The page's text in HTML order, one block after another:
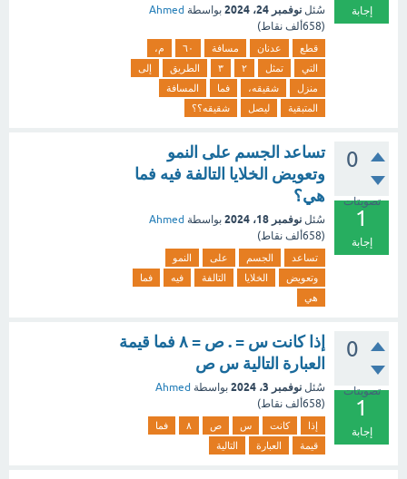
إجابة سُئل نوفمبر 24، 2024 بواسطة Ahmed
(658ألف نقاط)
قطع عدنان مسافة ٦٠
م،
التي
تمثل ٢ ٣ الطريق
إلى
منزل
شقيقه، فما
المسافة
المتبقية
ليصل شقيقه؟؟
0
تصويتات
1
إجابة
تساعد الجسم على النمو
وتعويض الخلايا التالفة فيه فما
هي؟
سُئل نوفمبر 18، 2024 بواسطة Ahmed
(658ألف نقاط)
تساعد الجسم على
النمو
وتعويض
الخلايا التالفة فيه
فما
هي
0
تصويتات
1
إجابة
إذا كانت س = . ص = ٨ فما قيمة
العبارة التالية س ص
سُئل نوفمبر 3، 2024 بواسطة Ahmed
(658ألف نقاط)
إذا كانت س ص ٨
فما
قيمة
العبارة التالية